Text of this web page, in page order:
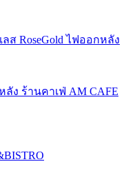
ส RoseGold ไฟออกหลัง
ลัง ร้านคาเฟ่ AM CAFE